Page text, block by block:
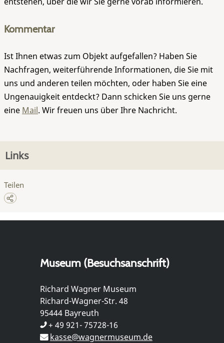
Kommentar
Ist Ihnen etwas zum Objekt aufgefallen? Haben Sie
Nachfragen, weiterführende Informationen, die Sie mit
uns und anderen teilen möchten, oder haben Sie eine
Ungenauigkeit entdeckt? Dann schicken Sie uns gerne
eine Mail. Wir freuen uns über Ihre Nachricht.
Links
Teilen
Museum (Besuchsanschrift)
Richard Wagner Museum
Richard-Wagner-Str. 48
95444 Bayreuth
+ 49 921- 75728-16
kasse@wagnermuseum.de